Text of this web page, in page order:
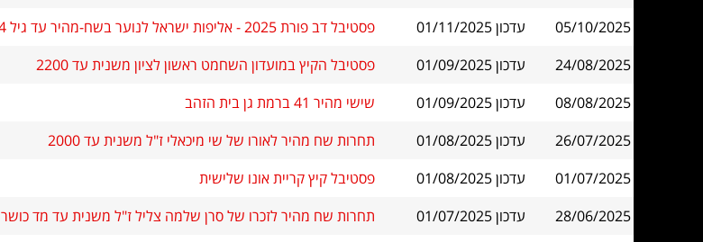
05/10/2025
עדכון 01/11/2025 פסטיבל דב פורת 2025 - אליפות ישראל לנוער בשח-מהיר עד גיל 14
24/08/2025
עדכון 01/09/2025 פסטיבל הקיץ במועדון השחמט ראשון לציון משנית עד 2200
08/08/2025
עדכון 01/09/2025 שישי מהיר 41 ברמת גן בית הזהב
26/07/2025
עדכון 01/08/2025 תחרות שח מהיר לאורו של שי מיכאלי ז"ל משנית עד 2000
01/07/2025
עדכון 01/08/2025 פסטיבל קיץ קריית אונו שלישית
28/06/2025
עדכון 01/07/2025 תחרות שח מהיר לזכרו של סרן שלמה צליל ז"ל משנית עד מד כושר 2000